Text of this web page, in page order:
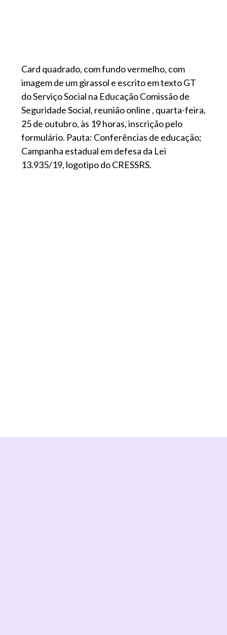
Card quadrado, com fundo vermelho, com
imagem de um girassol e escrito em texto GT
do Serviço Social na Educação Comissão de
Seguridade Social, reunião online , quarta-feira,
25 de outubro, às 19 horas, inscrição pelo
formulário. Pauta: Conferências de educação;
Campanha estadual em defesa da Lei
13.935/19, logotipo do CRESSRS.